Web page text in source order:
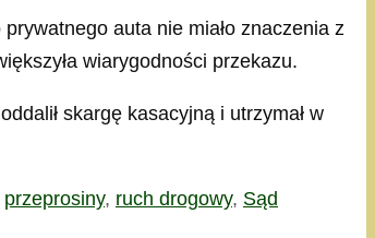
auta nie miało znaczenia z
wiarygodności przekazu.
skargę kasacyjną i utrzymał w
przeprosiny, ruch drogowy, Sąd